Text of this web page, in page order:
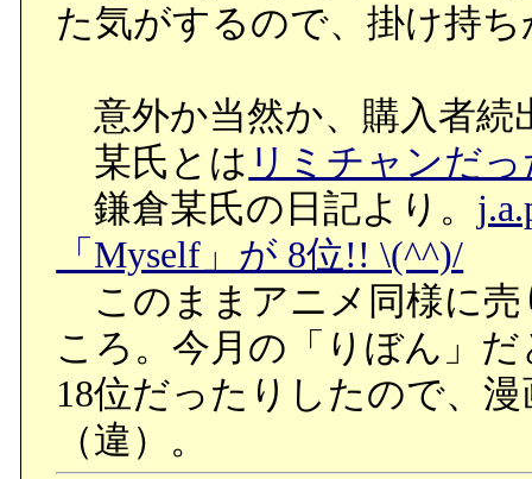
た気がするので、掛け持
意外か当然か、購入者続
某氏とは リミチャンだ
鎌倉某氏の日記より。
「Myself」が 8位!! \(^^)/
このままアニメ同様に売
ころ。今月の「りぼん」
18位だったりしたので、
（違）。